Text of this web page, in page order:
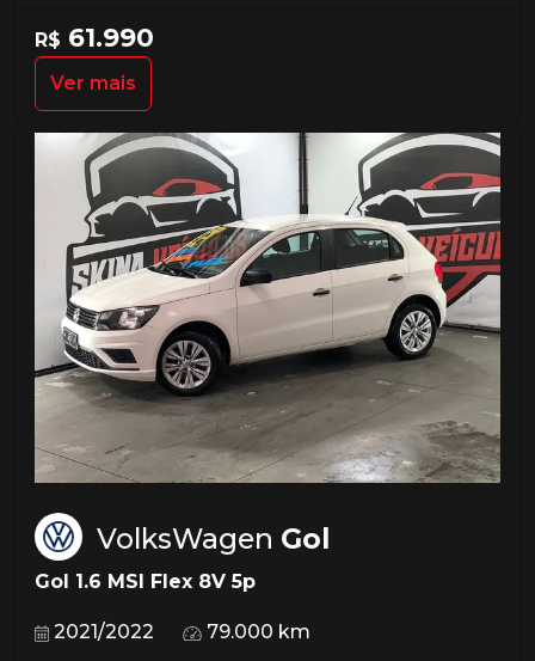
R$ 61.990
Ver mais
VolksWagen Gol
Gol 1.6 MSI Flex 8V 5p
2021/2022 79.000 km